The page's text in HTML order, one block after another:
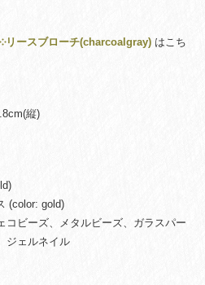
リースブローチ(charcoalgray) はこち
縦)
(color: gold)
コビーズ、メタルビーズ、ガラスパー
ジェルネイル